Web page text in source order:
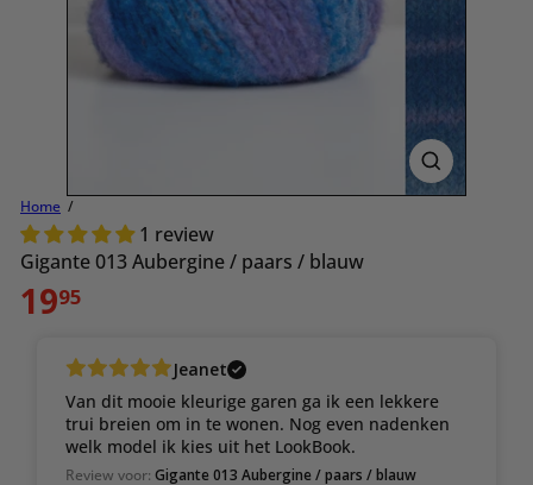
Home
1 review
Gigante 013 Aubergine / paars / blauw
Normale
prijs
1995
Jeanet
Van dit mooie kleurige garen ga ik een lekkere
trui breien om in te wonen. Nog even nadenken
welk model ik kies uit het LookBook.
Review voor: Gigante 013 Aubergine / paars / blauw